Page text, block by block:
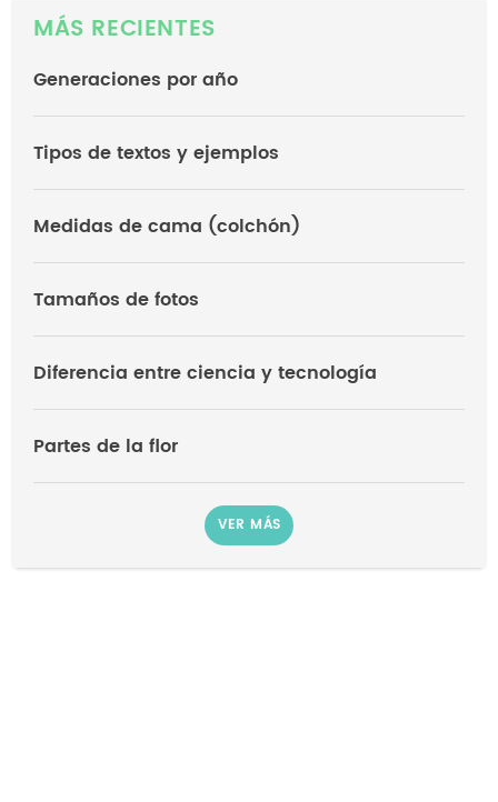
MÁS RECIENTES
Generaciones por año
Tipos de textos y ejemplos
Medidas de cama (colchón)
Tamaños de fotos
Diferencia entre ciencia y tecnología
Partes de la flor
VER MÁS